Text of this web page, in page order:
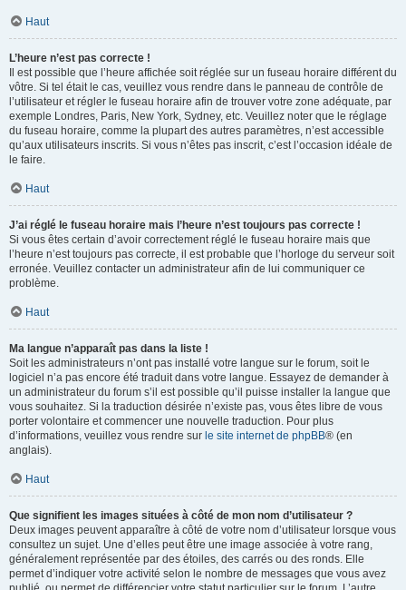
Haut
L’heure n’est pas correcte !
Il est possible que l’heure affichée soit réglée sur un fuseau horaire différent du
vôtre. Si tel était le cas, veuillez vous rendre dans le panneau de contrôle de
l’utilisateur et régler le fuseau horaire afin de trouver votre zone adéquate, par
exemple Londres, Paris, New York, Sydney, etc. Veuillez noter que le réglage
du fuseau horaire, comme la plupart des autres paramètres, n’est accessible
qu’aux utilisateurs inscrits. Si vous n’êtes pas inscrit, c’est l’occasion idéale de
le faire.
Haut
J’ai réglé le fuseau horaire mais l’heure n’est toujours pas correcte !
Si vous êtes certain d’avoir correctement réglé le fuseau horaire mais que
l’heure n’est toujours pas correcte, il est probable que l’horloge du serveur soit
erronée. Veuillez contacter un administrateur afin de lui communiquer ce
problème.
Haut
Ma langue n’apparaît pas dans la liste !
Soit les administrateurs n’ont pas installé votre langue sur le forum, soit le
logiciel n’a pas encore été traduit dans votre langue. Essayez de demander à
un administrateur du forum s’il est possible qu’il puisse installer la langue que
vous souhaitez. Si la traduction désirée n’existe pas, vous êtes libre de vous
porter volontaire et commencer une nouvelle traduction. Pour plus
d’informations, veuillez vous rendre sur le site internet de phpBB® (en
anglais).
Haut
Que signifient les images situées à côté de mon nom d’utilisateur ?
Deux images peuvent apparaître à côté de votre nom d’utilisateur lorsque vous
consultez un sujet. Une d’elles peut être une image associée à votre rang,
généralement représentée par des étoiles, des carrés ou des ronds. Elle
permet d’indiquer votre activité selon le nombre de messages que vous avez